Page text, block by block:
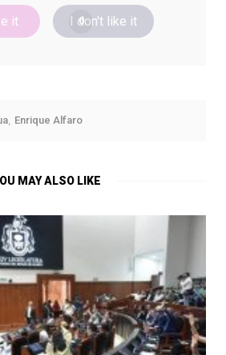
it 0
I don't like it
Enrique Alfaro
MAY ALSO LIKE